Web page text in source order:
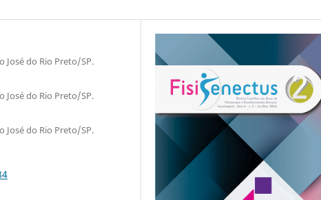
José do Rio Preto/SP.
José do Rio Preto/SP.
José do Rio Preto/SP.